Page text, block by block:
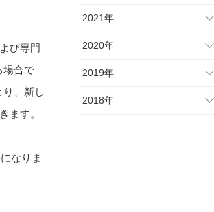
び専門
場合で
、新し
ます。
なりま
2021年
2020年
2019年
2018年